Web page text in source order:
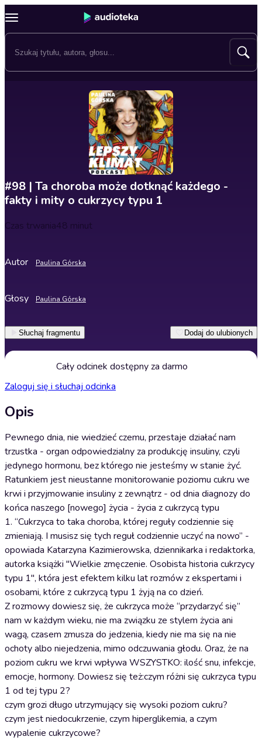
#98 | Ta choroba może dotknąć każdego -
fakty i mity o cukrzycy typu 1
Czas trwania48 minut
Autor Paulina Górska
Głosy Paulina Górska
Słuchaj fragmentu Dodaj do ulubionych
Cały odcinek dostępny za darmo
Zaloguj się i słuchaj odcinka
Opis
Pewnego dnia, nie wiedzieć czemu, przestaje działać nam
trzustka - organ odpowiedzialny za produkcję insuliny, czyli
jedynego hormonu, bez którego nie jesteśmy w stanie żyć.
Ratunkiem jest nieustanne monitorowanie poziomu cukru we
krwi i przyjmowanie insuliny z zewnątrz - od dnia diagnozy do
końca naszego [nowego] życia - życia z cukrzycą typu
1. “Cukrzyca to taka choroba, której reguły codziennie się
zmieniają. I musisz się tych reguł codziennie uczyć na nowo” -
opowiada Katarzyna Kazimierowska, dziennikarka i redaktorka,
autorka książki "Wielkie zmęczenie. Osobista historia cukrzycy
typu 1", która jest efektem kilku lat rozmów z ekspertami i
osobami, które z cukrzycą typu 1 żyją na co dzień.
Z rozmowy dowiesz się, że cukrzyca może “przydarzyć się”
nam w każdym wieku, nie ma związku ze stylem życia ani
wagą, czasem zmusza do jedzenia, kiedy nie ma się na nie
ochoty albo niejedzenia, mimo odczuwania głodu. Oraz, że na
poziom cukru we krwi wpływa WSZYSTKO: ilość snu, infekcje,
emocje, hormony. Dowiesz się też:czym różni się cukrzyca typu
1 od tej typu 2?
czym grozi długo utrzymujący się wysoki poziom cukru?
czym jest niedocukrzenie, czym hiperglikemia, a czym
wypalenie cukrzycowe?